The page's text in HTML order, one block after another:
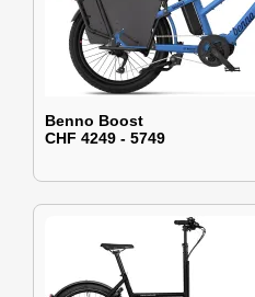
Benno Boost
CHF 4249 - 5749